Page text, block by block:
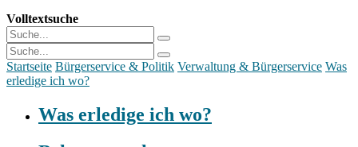
Volltextsuche
Startseite Bürgerservice & Politik Verwaltung & Bürgerservice Was
erledige ich wo?
Was erledige ich wo?